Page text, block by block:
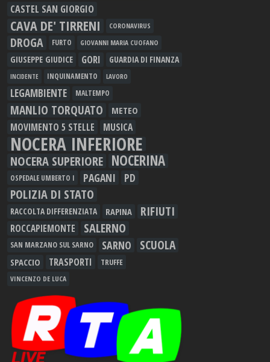
CASTEL SAN GIORGIO
CAVA DE' TIRRENI CORONAVIRUS
DROGA FURTO GIOVANNI MARIA CUOFANO
GIUSEPPE GIUDICE GORI GUARDIA DI FINANZA
INCIDENTE INQUINAMENTO LAVORO
LEGAMBIENTE MALTEMPO
MANLIO TORQUATO METEO
MOVIMENTO 5 STELLE MUSICA
NOCERA INFERIORE
NOCERA SUPERIORE NOCERINA
OSPEDALE UMBERTO I PAGANI PD
POLIZIA DI STATO
RACCOLTA DIFFERENZIATA RAPINA RIFIUTI
ROCCAPIEMONTE SALERNO
SAN MARZANO SUL SARNO SARNO SCUOLA
SPACCIO TRASPORTI TRUFFE
VINCENZO DE LUCA